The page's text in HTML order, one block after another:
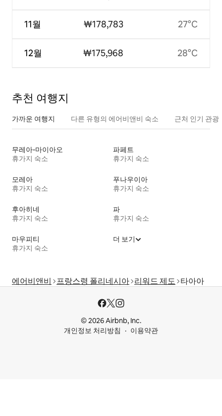
11월
12월
₩178,783
₩175,968
27°C
28°C
추천 여행지
가까운 여행지 다른 유형의 에어비앤비 숙소 근처 인기 관광
무레아-마이아오
휴가지 숙소
파페트
휴가지 숙소
모레아
휴가지 숙소
푸나우이아
휴가지 숙소
후아히네
휴가지 숙소
파
휴가지 숙소
마우피티
휴가지 숙소
더 보기
에어비앤비 프랑스령 폴리네시아 리워드 제도 타아아
© 2026 Airbnb, Inc.
개인정보 처리방침
이용약관